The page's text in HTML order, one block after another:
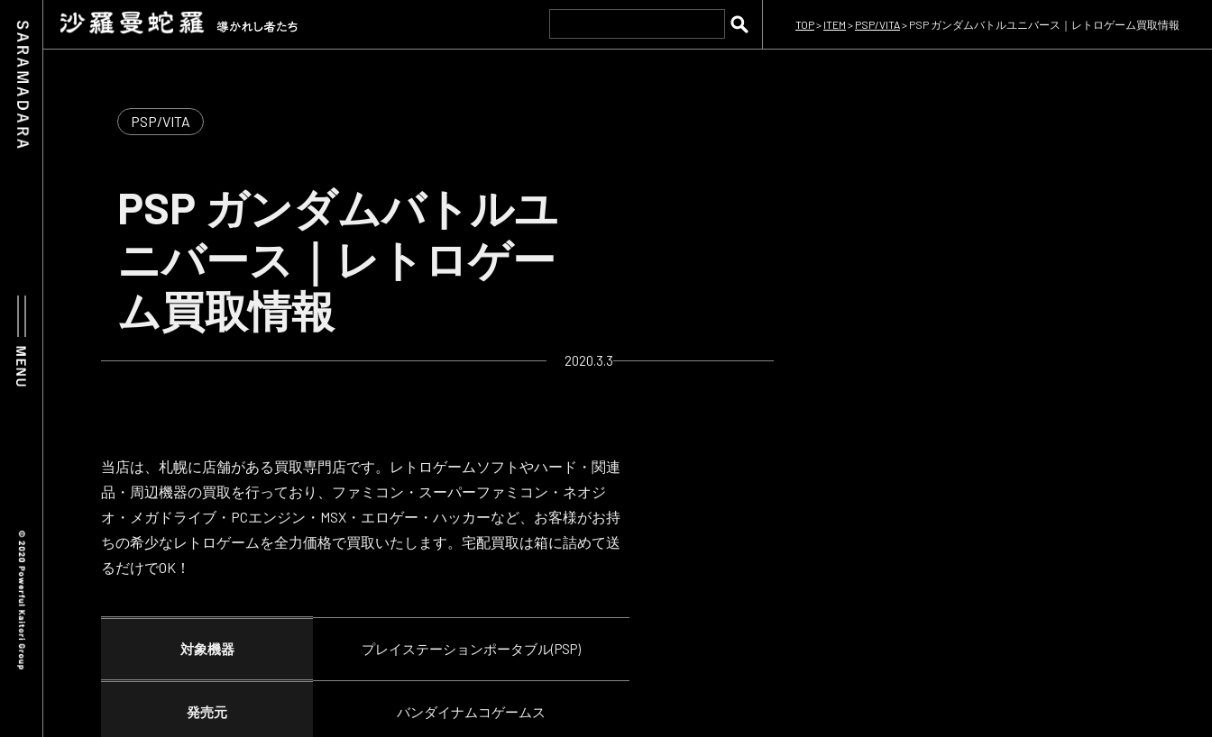
TOP> ITEM > PSP/VITA> PSP ガンダムバトルユニバース｜レトロゲーム買取情報
PSP/VITA
PSP ガンダムバトルユ
ニバース｜レトロゲー
ム買取情報
2020.3.3
当店は、札幌に店舗がある買取専門店です。レトロゲームソフトやハード・関連
品・周辺機器の買取を行っており、ファミコン・スーパーファミコン・ネオジ
オ・メガドライブ・PCエンジン・MSX・エロゲー・ハッカーなど、お客様がお持
ちの希少なレトロゲームを全力価格で買取いたします。宅配買取は箱に詰めて送
るだけでOK！
対象機器 プレイステーションポータブル(PSP)
発売元 バンダイナムコゲームス